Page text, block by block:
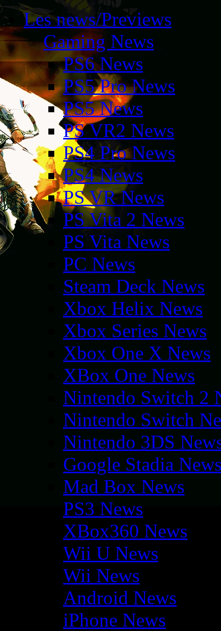
Les news/Previews
Gaming News
PS6 News
PS5 Pro News
PS5 News
PS VR2 News
PS4 Pro News
PS4 News
PS VR News
PS Vita 2 News
PS Vita News
PC News
Steam Deck News
Xbox Helix News
Xbox Series News
Xbox One X News
XBox One News
Nintendo Switch 2
Nintendo Switch
Nintendo 3DS
Google Stadia
Mad Box News
PS3 News
XBox360 News
Wii U News
Wii News
Android News
iPhone News